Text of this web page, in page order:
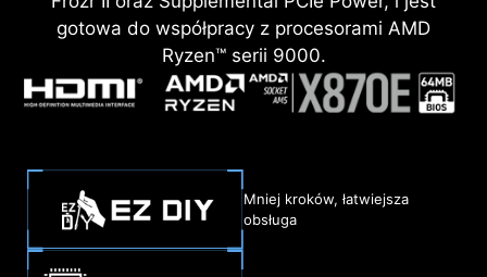
gotowa do współpracy z procesorami AMD
Ryzen™ serii 9000.
Mniej kroków, łatwiejsza
obsługa